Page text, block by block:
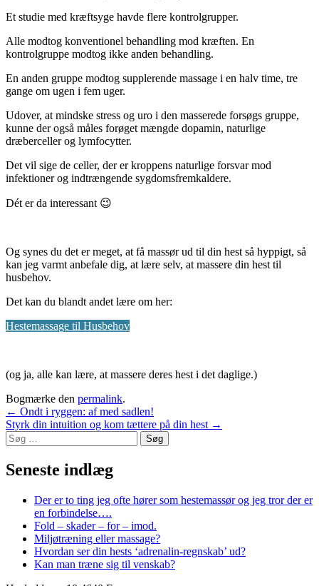
Et studie med kræftsyge havde flere kontrolgrupper.
Alle modtog konventionel behandling mod kræften. En
kontrolgruppe modtog ikke anden behandling.
En anden gruppe modtog supplerende massage i en halv time, tre
gange om ugen i fem uger.
Udover, at mindske stress og uro i den masserede forsøgs gruppe,
kunne der også måles forøget mængde dopamin, naturlige
dræberceller og lymfocytter.
Det vil sige de celler, der er kroppens naturlige forsvar mod
infektioner og indtrængende sygdomsfremkaldere.
Dét er da interessant 😉
Og synes du det er meget, at få massør ud til din hest så hyppigt, så
kan jeg varmt anbefale dig, at lære selv, at massere din hest til
husbehov.
Det kan du blandt andet lære om her:
Hestemassage til Husbehov
(og ja, alle kan lære, at massere deres hest i det daglige.)
Bogmærke den permalink.
Indlægsnavigation
← Ondt i ryggen: af med sadlen!
Styrk din intuition og kom tættere på din hest →
Søg
efter:
Seneste indlæg
Der er to ting jeg ofte hører som hestemassør og jeg tror der er
en forbindelse….
Fold – skader – for – imod.
Miljøtræning eller massage?
Hvordan ser din hests ‘adrenalin-regnskab’ ud?
Kan man træne sig til venskab?